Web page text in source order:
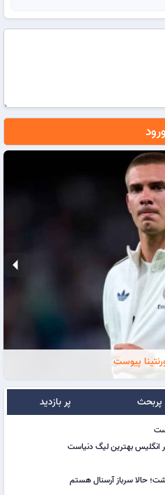
ورود
پیوست
arrow_left
پربحث پر بازدید
انگلیس بهترین لیگ دنیاست
حالا سرباز آرسنال هستم